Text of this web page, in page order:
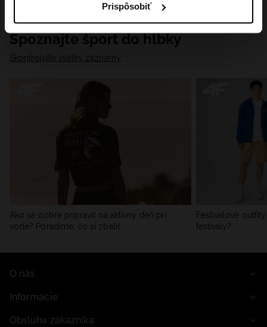
našim partnerom, aby sme zacielili a zlepšili spôsob
zobrazovania online reklamy, vykonali analytický
prieskum, upravili obsah a zlepšili riešenia ponúkané
našimi partnermi (napr. sociálne siete). Podrobné
údajov a v časti „Podrobnosti“.
Prispôsobiť
Spoznajte šport do hĺbky
Skontrolujte všetky záznamy
Ako sa dobre pripraviť na aktívny deň pri
vode? Poradíme, čo si zbaliť
Festivalové
festivaly?
O nás
Informácie
Obsluha zákazníka